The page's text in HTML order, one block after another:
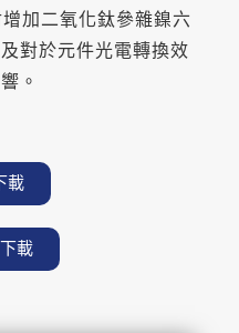
加二氧化鈦參雜鎳六
對於元件光電轉換效
。
載
載